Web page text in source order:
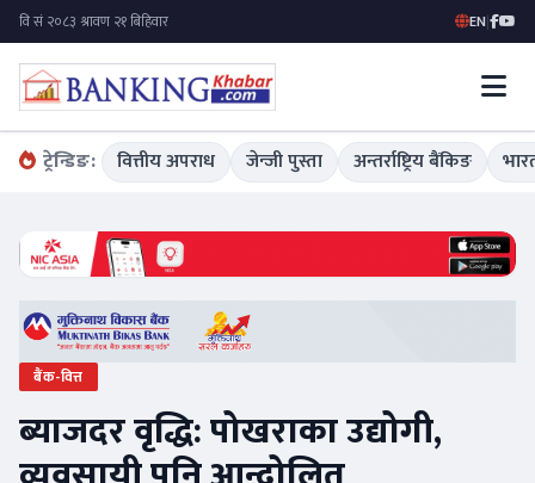
EN|
ट्रेन्डिङ: वित्तीय अपराध जेन्जी पुस्ता अन्तर्राष्ट्रिय बैंकिङ
बैंक-वित्त
ब्याजदर वृद्धि: पोखराका उद्योगी,